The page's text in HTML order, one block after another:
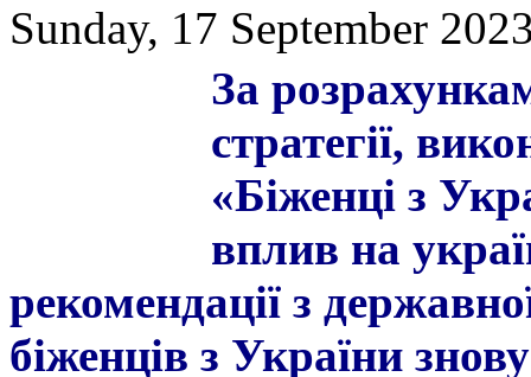
Sunday, 17 September
За
стратегії,
«Біженці з
вплив на
рекомендації з
біженців з України